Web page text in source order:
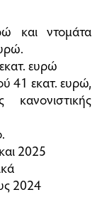
και ντοµάτα
ευρώ
41 εκατ. ευρώ,
2025
2024